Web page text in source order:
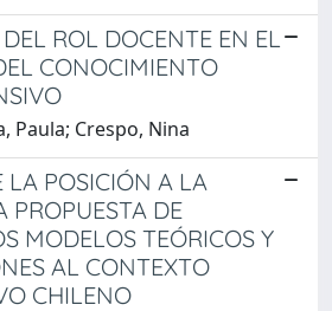
ROL DOCENTE EN EL
CONOCIMIENTO
Paula; Crespo, Nina
LA POSICIÓN A LA
PROPUESTA DE
MODELOS TEÓRICOS Y
AL CONTEXTO
CHILENO